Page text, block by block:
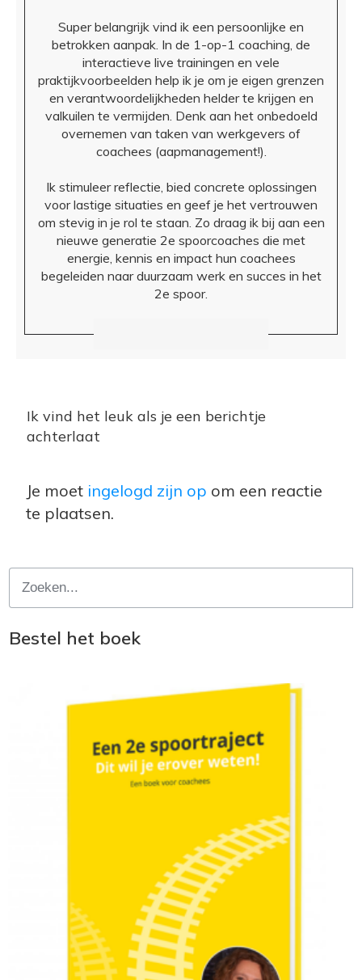
Super belangrijk vind ik een persoonlijke en
betrokken aanpak. In de 1-op-1 coaching, de
interactieve live trainingen en vele
praktijkvoorbeelden help ik je om je eigen grenzen
en verantwoordelijkheden helder te krijgen en
valkuilen te vermijden. Denk aan het onbedoeld
overnemen van taken van werkgevers of
coachees (aapmanagement!).
Ik stimuleer reflectie, bied concrete oplossingen
voor lastige situaties en geef je het vertrouwen
om stevig in je rol te staan. Zo draag ik bij aan een
nieuwe generatie 2e spoorcoaches die met
energie, kennis en impact hun coachees
begeleiden naar duurzaam werk en succes in het
2e spoor.
Ik vind het leuk als je een berichtje
achterlaat
Je moet ingelogd zijn op om een reactie
te plaatsen.
Bestel het boek